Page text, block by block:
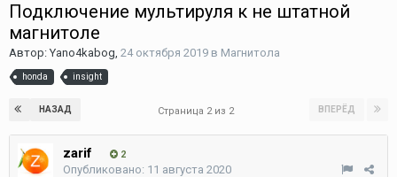
Подключение мультируля к не штатной
магнитоле
Автор: Yano4kabog, 24 октября 2019 в Магнитола
honda insight
НАЗАД ВПЕРЁД
Страница 2 из 2
zarif 2
Опубликовано: 11 августа 2020